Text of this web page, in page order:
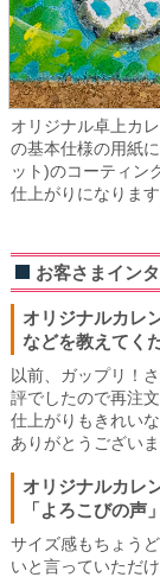
オリジナル卓上カ
の基本仕様の用紙
ット)のコーティン
仕上がりになります
お客さまイン
オリジナルカレ
などを教えてく
以前、ガップリ！
評でしたので再注
仕上がりもきれい
ありがとうございま
オリジナルカレ
「よろこびの声
サイズ感もちょう
いと言っていただけ